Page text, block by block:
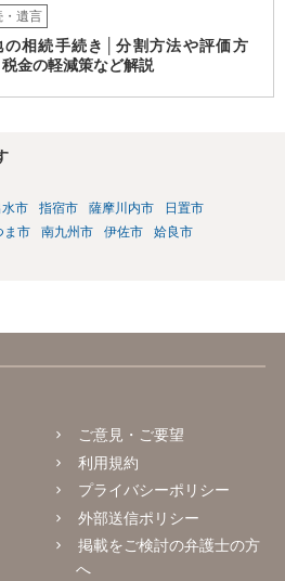
・遺言
の相続手続き│分割方法や評価方
金の軽減策など解説
市 指宿市 薩摩川内市
日置市
ま市 南九州市 伊佐市
姶良市
ご意見・ご要望
利用規約
プライバシーポリシー
外部送信ポリシー
掲載をご検討の弁護士の方
へ